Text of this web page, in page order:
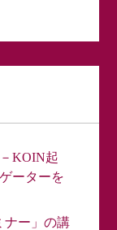
KOIN起
ーターを
ナー」の講